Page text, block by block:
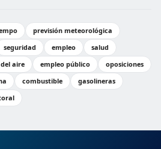
previsión meteorológica
seguridad empleo
salud
aire empleo público
oposiciones
combustible
gasolineras